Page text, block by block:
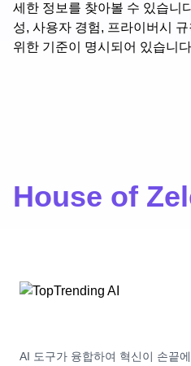
세한 정보를 찾아볼 수 있습니
성, 사용자 경험, 프라이버시
위한 기준이 명시되어 있습니
House of
AI 도구가 융합하여 혁신이 손끝